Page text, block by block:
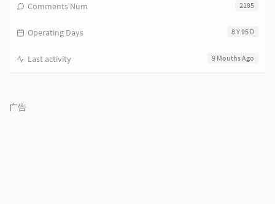
2195
Comments Num
8 Y 95 D
Operating Days
9 Mouths Ago
Last activity
广告